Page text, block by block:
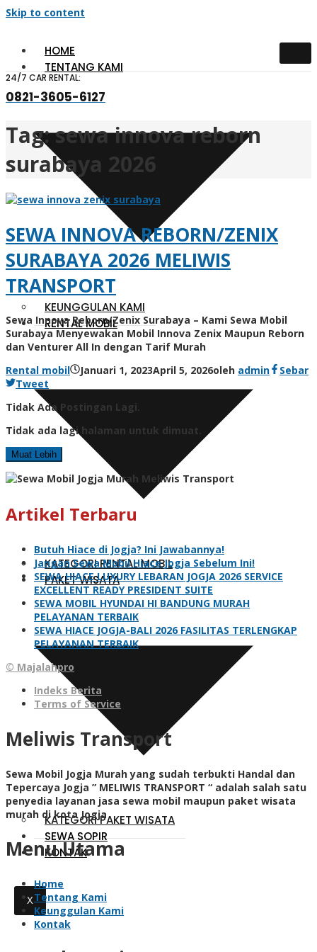
Skip to content
HOME
TENTANG KAMI
KEUNGGULAN KAMI
RENTAL MOBIL
KATEGORI RENTAL MOBIL
PAKET WISATA
KATEGORI PAKET WISATA
SEWA SOPIR
KONTAK
X
24/7 CAR RENTAL:
0821-3605-6127
Tag:sewa innova reborn
surabaya 2026
SEWA INNOVA REBORN/ZENIX
SURABAYA 2026 MELIWIS
TRANSPORT
Sewa Innova Reborn/Zenix Surabaya – Kami Sewa Mobil
Surabaya Menyewakan Mobil Innova Zenix Maupun Reborn
dan Venturer All In dengan Tarif Murah
Rental mobil
Januari 1, 2023April 5, 2026oleh admin
Sebar
Tweet
Tidak Ada Postingan Lagi.
Tidak ada lagi halaman untuk dimuat.
Muat Lebih
Artikel Terbaru
Butuh Hiace di Jogja? Ini Jawabannya!
Jangan Sewa Mobil Hiace Jogja Sebelum Ini!
SEWA HIACE LUXURY LEBARAN JOGJA 2026 SERVICE
EXCELLENT READY PRESIDENT SUITE
SEWA MOBIL HYUNDAI HI BANDUNG MURAH
PELAYANAN TERBAIK
SEWA HIACE JOGJA-BALI 2026 FASILITAS TERLENGKAP
PELAYANAN TERBAIK
© Majalahpro
Indeks Berita
Terms of Service
Meliwis Transport
Sewa Mobil Jogja Murah yang sudah terbukti Handal dan
Tepercaya Jogja ” MELIWIS TRANSPORT “ adalah salah satu
penyedia layanan jasa sewa mobil maupun paket wisata
murah di kota Jogja
Menu Utama
Home
Tentang Kami
Keunggulan Kami
Kontak